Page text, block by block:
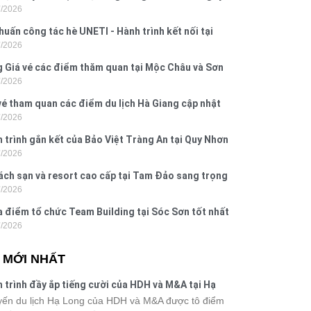
2026
2026
công tác hè UNETI - Hành trình kết nối tại
Đồ Sơn
2026
Giá vé các điểm thăm quan tại Mộc Châu và Sơn
2026
tham quan các điểm du lịch Hà Giang cập nhật
2026
trình gắn kết của Bảo Việt Tràng An tại Quy Nhơn
Yên
2026
sạn và resort cao cấp tại Tam Đảo sang trọng
2026
điểm tổ chức Team Building tại Sóc Sơn tốt nhất
2026
MỚI NHẤT
trình đầy ắp tiếng cười của HDH và M&A tại Hạ
du lịch Hạ Long của HDH và M&A được tô điểm